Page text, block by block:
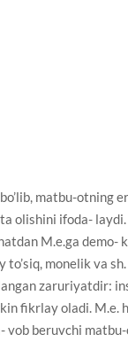
matbu-otning
olishini ifoda-
M.e.ga demo-
monelik va
zaruriyatdir:
fikrlay oladi. M.e.
vob beruvchi